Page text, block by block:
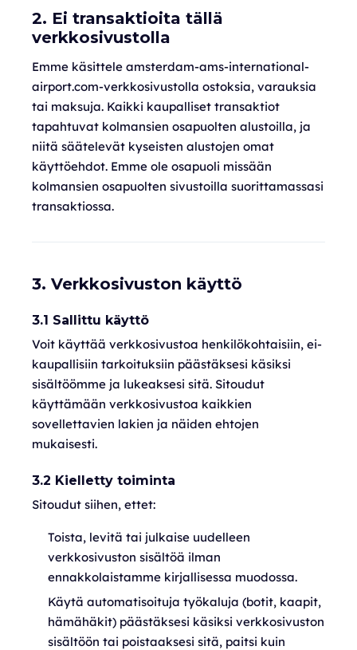
2. Ei transaktioita tällä
verkkosivustolla
Emme käsittele amsterdam-ams-international-
airport.com-verkkosivustolla ostoksia, varauksia
tai maksuja. Kaikki kaupalliset transaktiot
tapahtuvat kolmansien osapuolten alustoilla, ja
niitä säätelevät kyseisten alustojen omat
käyttöehdot. Emme ole osapuoli missään
kolmansien osapuolten sivustoilla suorittamassasi
transaktiossa.
3. Verkkosivuston käyttö
3.1 Sallittu käyttö
Voit käyttää verkkosivustoa henkilökohtaisiin, ei-
kaupallisiin tarkoituksiin päästäksesi käsiksi
sisältöömme ja lukeaksesi sitä. Sitoudut
käyttämään verkkosivustoa kaikkien
sovellettavien lakien ja näiden ehtojen
mukaisesti.
3.2 Kielletty toiminta
Sitoudut siihen, ettet:
Toista, levitä tai julkaise uudelleen
verkkosivuston sisältöä ilman
ennakkolaistamme kirjallisessa muodossa.
Käytä automatisoituja työkaluja (botit, kaapit,
hämähäkit) päästäksesi käsiksi verkkosivuston
sisältöön tai poistaaksesi sitä, paitsi kuin